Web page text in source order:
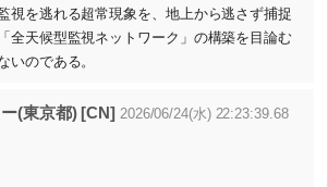
視を逃れる超常現象を、地上から逃さず捕捉
全天候型監視ネットワーク」の構築を目論む
いのである。
(東京都) [CN] 2026/06/24(水) 22:23:39.68